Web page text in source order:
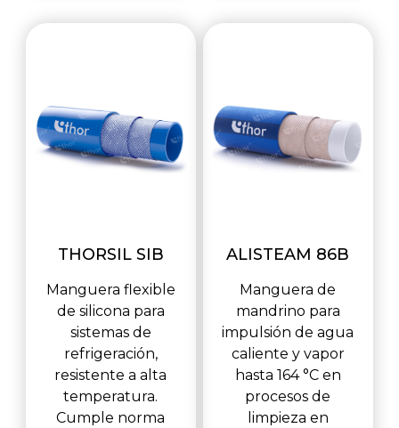
THORSIL SIB
Manguera flexible
de silicona para
sistemas de
refrigeración,
resistente a alta
temperatura.
Cumple norma
ALISTEAM 86B
Manguera de
mandrino para
impulsión de agua
caliente y vapor
hasta 164 °C en
procesos de
limpieza en